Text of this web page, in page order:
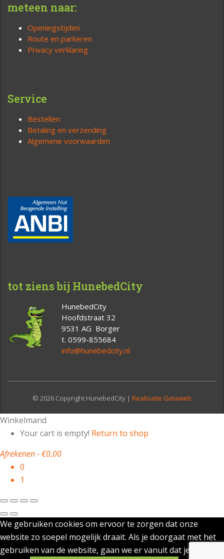
meteen naar:
Openingstijden
Route en parkeren
Privacy verklaring
Service
Bestellen
Betaling en verzending
Algemene voorwaarden
tot ziens bij HunebedCity
HunebedCity
Hoofdstraat 32
9531 AG Borger
t. 0599-855684
info@hunebedcity.nl
© 2026 Copyright HunebedCity | Realisatie Getaweb
Winkelmand
Your cart is empty! Return to shop
Afrekenen-€0,00
0
1
We gebruiken cookies om ervoor te zorgen dat onze
website zo soepel mogelijk draait. Als je doorgaat met het
gebruiken van de website, gaan we er vanuit dat je ermee